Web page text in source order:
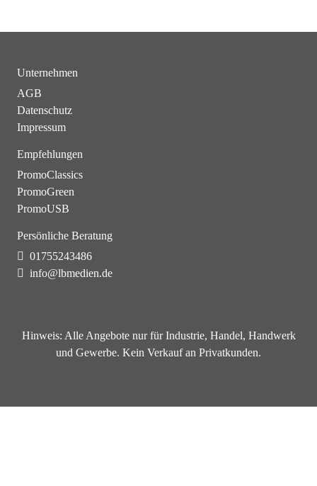
Unternehmen
AGB
Datenschutz
Impressum
Empfehlungen
PromoClassics
PromoGreen
PromoUSB
Persönliche Beratung
01755243486
info@lbmedien.de
Hinweis: Alle Angebote nur für Industrie, Handel, Handwerk
und Gewerbe. Kein Verkauf an Privatkunden.